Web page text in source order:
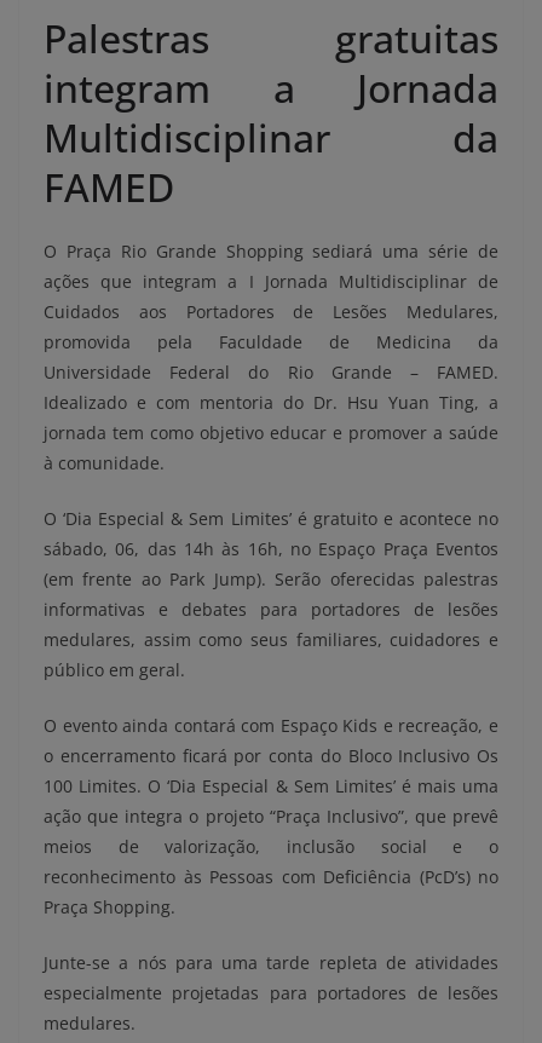
Palestras gratuitas
integram a Jornada
Multidisciplinar da
FAMED
O Praça Rio Grande Shopping sediará uma série de
ações que integram a I Jornada Multidisciplinar de
Cuidados aos Portadores de Lesões Medulares,
promovida pela Faculdade de Medicina da
Universidade Federal do Rio Grande – FAMED.
Idealizado e com mentoria do Dr. Hsu Yuan Ting, a
jornada tem como objetivo educar e promover a saúde
à comunidade.
O ‘Dia Especial & Sem Limites’ é gratuito e acontece no
sábado, 06, das 14h às 16h, no Espaço Praça Eventos
(em frente ao Park Jump). Serão oferecidas palestras
informativas e debates para portadores de lesões
medulares, assim como seus familiares, cuidadores e
público em geral.
O evento ainda contará com Espaço Kids e recreação, e
o encerramento ficará por conta do Bloco Inclusivo Os
100 Limites. O ‘Dia Especial & Sem Limites’ é mais uma
ação que integra o projeto “Praça Inclusivo”, que prevê
meios de valorização, inclusão social e o
reconhecimento às Pessoas com Deficiência (PcD’s) no
Praça Shopping.
Junte-se a nós para uma tarde repleta de atividades
especialmente projetadas para portadores de lesões
medulares.